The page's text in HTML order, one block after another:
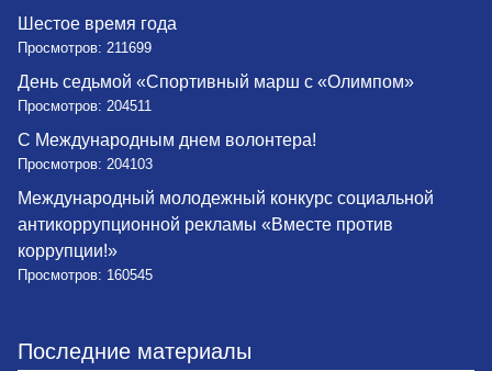
Шестое время года
Просмотров: 211699
День седьмой «Спортивный марш с «Олимпом»
Просмотров: 204511
С Международным днем волонтера!
Просмотров: 204103
Международный молодежный конкурс социальной
антикоррупционной рекламы «Вместе против
коррупции!»
Просмотров: 160545
Последние материалы